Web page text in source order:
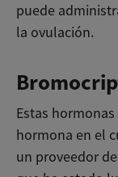
puede
la ovulación.
Estas
hormona en el
un proveedor